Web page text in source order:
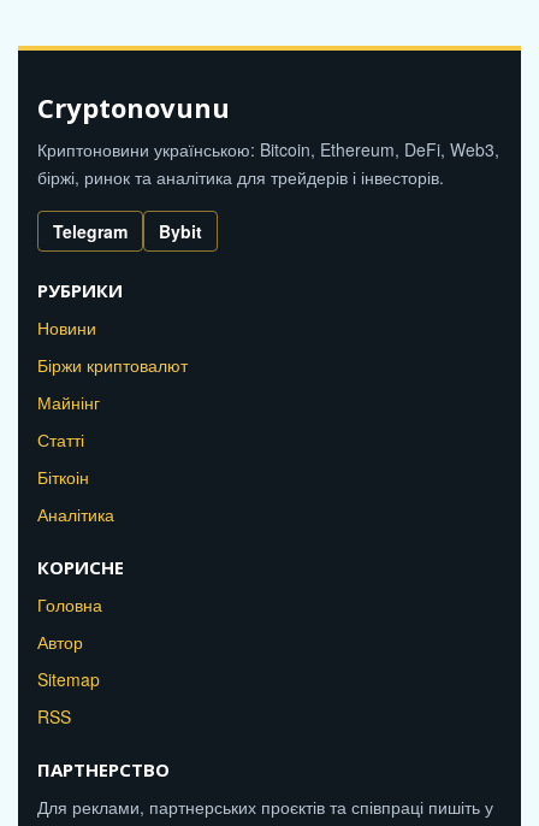
Cryptonovunu
Криптоновини українською: Bitcoin, Ethereum, DeFi, Web3,
біржі, ринок та аналітика для трейдерів і інвесторів.
Telegram Bybit
РУБРИКИ
Новини
Біржи криптовалют
Майнінг
Статті
Біткоін
Аналітика
КОРИСНЕ
Головна
Автор
Sitemap
RSS
ПАРТНЕРСТВО
Для реклами, партнерських проєктів та співпраці пишіть у